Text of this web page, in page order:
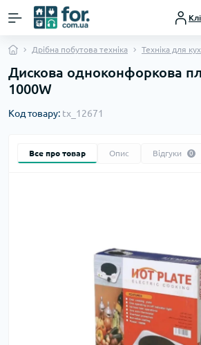
Дрібна побутова техніка Техніка для
Дискова одноконфоркова
1000W
Код товару: tx_12671
Все про товар Опис Відгуки 0